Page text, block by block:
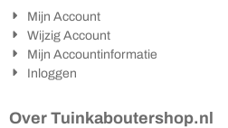
Mijn Account
Wijzig Account
Mijn Accountinformatie
Inloggen
Over Tuinkaboutershop.nl